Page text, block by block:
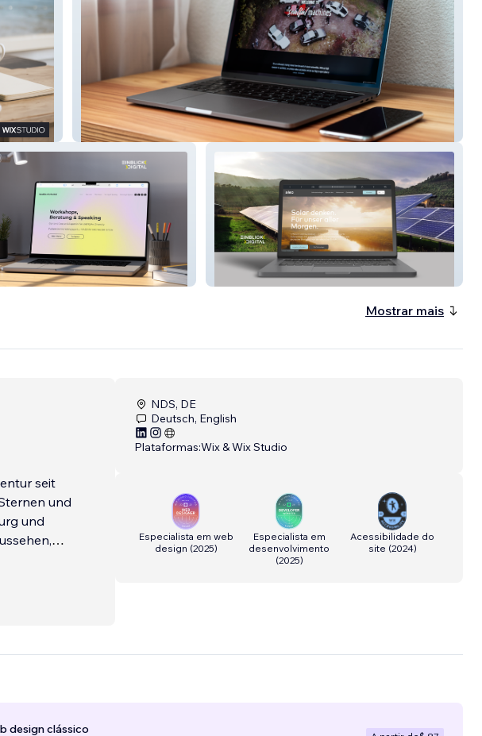
Soulful Machines
aleo solar
Mostrar mais
seit
und
und
NDS, DE
Deutsch, English
Plataformas:Wix & Wix Studio
Especialista em web
design (2025)
Especialista em
desenvolvimento
(2025)
Acessibilidade do
site (2024)
design clássico